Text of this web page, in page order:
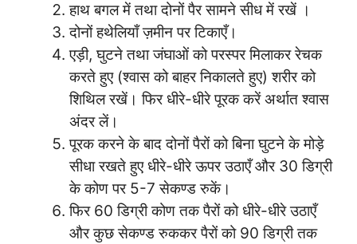
हाथ बगल में तथा दोनों पैर सामने सीध में रखें ।
दोनों हथेलियाँ ज़मीन पर टिकाएँ।
एड़ी, घुटने तथा जंघाओं को परस्पर मिलाकर रेचक
करते हुए (श्वास को बाहर निकालते हुए) शरीर को
शिथिल रखें। फिर धीरे-धीरे पूरक करें अर्थात श्वास
अंदर लें।
पूरक करने के बाद दोनों पैरों को बिना घुटने के मोड़े
सीधा रखते हुए धीरे-धीरे ऊपर उठाएँ और 30 डिग्री
के कोण पर 5-7 सेकण्ड रुकें।
फिर 60 डिग्री कोण तक पैरों को धीरे-धीरे उठाएँ
और कुछ सेकण्ड रुककर पैरों को 90 डिग्री तक